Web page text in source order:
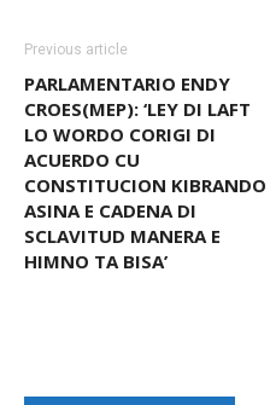
Previous article
PARLAMENTARIO ENDY
CROES(MEP): ‘LEY DI LAFT
LO WORDO CORIGI DI
ACUERDO CU
CONSTITUCION KIBRANDO
ASINA E CADENA DI
SCLAVITUD MANERA E
HIMNO TA BISA’